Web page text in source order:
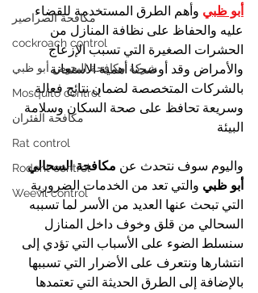
مكافحة الصراصير
cockroach control
شركة مكافحة البعوض أبو ظبي
Mosquito control
مكافحة الفئران
Rat control
Rodent control
Weevil control
أبو ظبي وأهم الطرق المستخدمة للقضاء
عليه والحفاظ على نظافة المنازل من
الحشرات الصغيرة التي تسبب الإزعاج
والأمراض وقد أوضحنا أهمية الاستعانة
بالشركات المتخصصة لضمان نتائج فعالة
وسريعة تحافظ على صحة السكان وسلامة
البيئة
واليوم سوف نتحدث عن مكافحة السحالي
أبو ظبي والتي تعد من الخدمات الضرورية
التي تبحث عنها العديد من الأسر لما تسببه
السحالي من قلق وخوف داخل المنازل
سنسلط الضوء على الأسباب التي تؤدي إلى
انتشارها ونتعرف على الأضرار التي تسببها
بالإضافة إلى الطرق الحديثة التي تعتمدها